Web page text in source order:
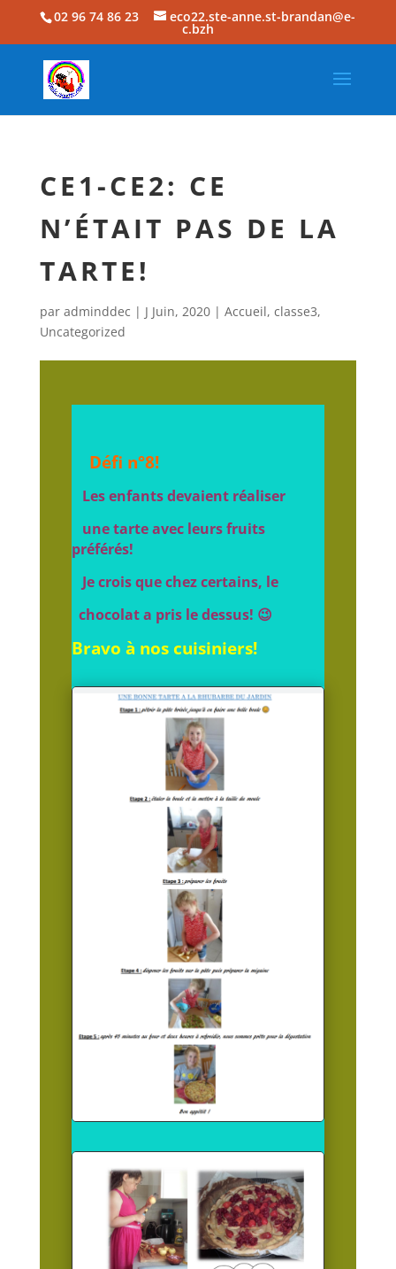
02 96 74 86 23 eco22.ste-anne.st-brandan@e-
c.bzh
CE1-CE2: CE
N’ÉTAIT PAS DE LA
TARTE!
par adminddec | J Juin, 2020| Accueil, classe3,
Uncategorized
Défi n°8!
Les enfants devaient réaliser
une tarte avec leurs fruits
préférés!
Je crois que chez certains, le
chocolata pris le dessus! 😉
Bravo à nos cuisiniers!